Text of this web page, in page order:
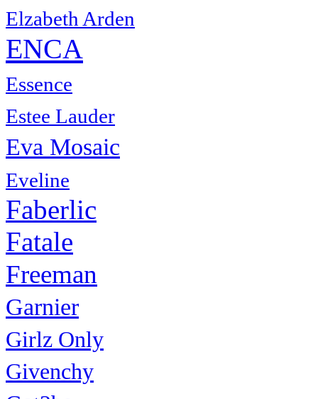
Elzabeth Arden
ENCA
Essence
Estee Lauder
Eva Mosaic
Eveline
Faberlic
Fatale
Freeman
Garnier
Girlz Only
Givenchy